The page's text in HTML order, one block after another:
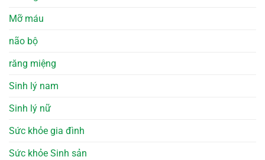
Mỡ máu
não bộ
răng miệng
Sinh lý nam
Sinh lý nữ
Sức khỏe gia đình
Sức khỏe Sinh sản